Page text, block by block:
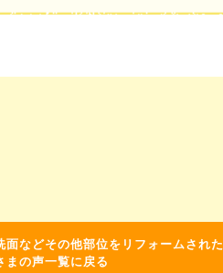
などその他部位をリフォームされた
まの声一覧に戻る